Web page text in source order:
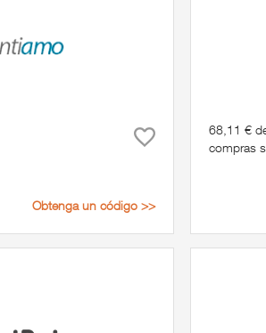
Obtenga un código >>
68,11 €
compras